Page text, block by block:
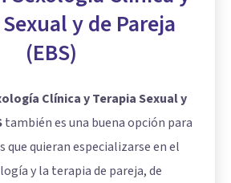
y de Pareja
(EBS)
Clínica y Terapia Sexual y
también es una buena opción para
que quieran especializarse en el
y la terapia de pareja, de